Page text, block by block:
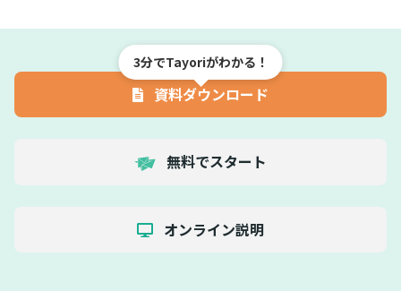
3分でTayoriがわかる！
資料ダウンロード
無料でスタート
オンライン説明